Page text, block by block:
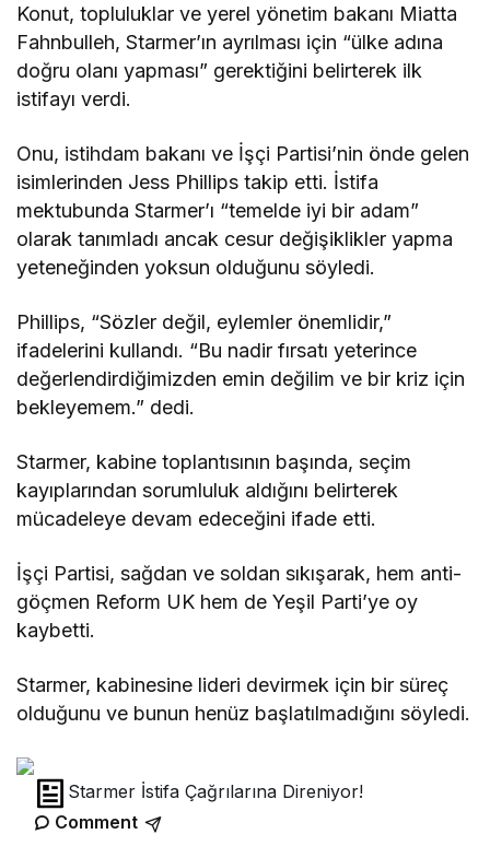
Konut, topluluklar ve yerel yönetim bakanı Miatta
Fahnbulleh, Starmer’ın ayrılması için “ülke adına
doğru olanı yapması” gerektiğini belirterek ilk
istifayı verdi.
Onu, istihdam bakanı ve İşçi Partisi’nin önde gelen
isimlerinden Jess Phillips takip etti. İstifa
mektubunda Starmer’ı “temelde iyi bir adam”
olarak tanımladı ancak cesur değişiklikler yapma
yeteneğinden yoksun olduğunu söyledi.
Phillips, “Sözler değil, eylemler önemlidir,”
ifadelerini kullandı. “Bu nadir fırsatı yeterince
değerlendirdiğimizden emin değilim ve bir kriz için
bekleyemem.” dedi.
Starmer, kabine toplantısının başında, seçim
kayıplarından sorumluluk aldığını belirterek
mücadeleye devam edeceğini ifade etti.
İşçi Partisi, sağdan ve soldan sıkışarak, hem anti-
göçmen Reform UK hem de Yeşil Parti’ye oy
kaybetti.
Starmer, kabinesine lideri devirmek için bir süreç
olduğunu ve bunun henüz başlatılmadığını söyledi.
Starmer İstifa Çağrılarına Direniyor!
Comment